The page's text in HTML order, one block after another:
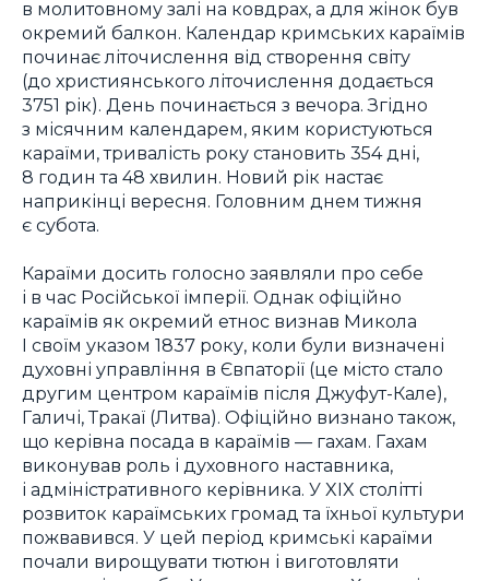
в молитовному залі на ковдрах, а для жінок був
окремий балкон. Календар кримських караїмів
починає літочислення від створення світу
(до християнського літочислення додається
3751 рік). День починається з вечора. Згідно
з місячним календарем, яким користуються
караїми, тривалість року становить 354 дні,
8 годин та 48 хвилин. Новий рік настає
наприкінці вересня. Головним днем тижня
є субота.
Караїми досить голосно заявляли про себе
і в час Російської імперії. Однак офіційно
караїмів як окремий етнос визнав Микола
I своїм указом 1837 року, коли були визначені
духовні управління в Євпаторії (це місто стало
другим центром караїмів після Джуфут-Кале),
Галичі, Тракаї (Литва). Офіційно визнано також,
що керівна посада в караїмів — гахам. Гахам
виконував роль і духовного наставника,
і адміністративного керівника. У XIX столітті
розвиток караїмських громад та їхньої культури
пожвавився. У цей період кримські караїми
почали вирощувати тютюн і виготовляти